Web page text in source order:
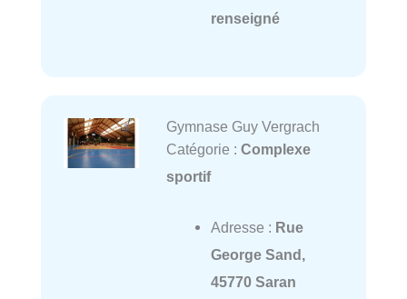
renseigné
Gymnase Guy Vergrach
Catégorie : Complexe
sportif
Adresse : Rue
George Sand,
45770 Saran